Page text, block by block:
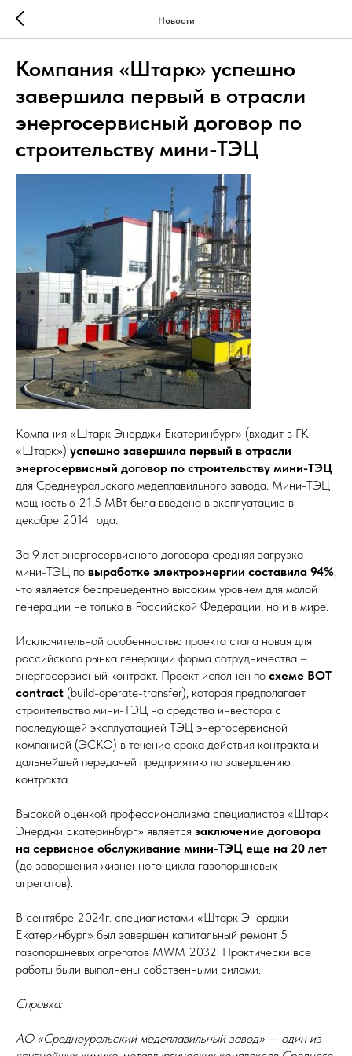
Новости
Компания «Штарк» успешно
завершила первый в отрасли
энергосервисный договор по
строительству мини-ТЭЦ
Компания «Штарк Энерджи Екатеринбург» (входит в ГК
«Штарк») успешно завершила первый в отрасли
энергосервисный договор по строительству мини-ТЭЦ
для Среднеуральского медеплавильного завода. Мини-ТЭЦ
мощностью 21,5 МВт была введена в эксплуатацию в
декабре 2014 года.
За 9 лет энергосервисного договора средняя загрузка
мини-ТЭЦ по выработке электроэнергии составила 94%,
что является беспрецедентно высоким уровнем для малой
генерации не только в Российской Федерации, но и в мире.
Исключительной особенностью проекта стала новая для
российского рынка генерации форма сотрудничества –
энергосервисный контракт. Проект исполнен по схеме ВОТ
contract (build-operate-transfer), которая предполагает
строительство мини-ТЭЦ на средства инвестора с
последующей эксплуатацией ТЭЦ энергосервисной
компанией (ЭСКО) в течение срока действия контракта и
дальнейшей передачей предприятию по завершению
контракта.
Высокой оценкой профессионализма специалистов «Штарк
Энерджи Екатеринбург» является заключение договора
на сервисное обслуживание мини-ТЭЦ еще на 20 лет
(до завершения жизненного цикла газопоршневых
агрегатов).
В сентябре 2024г. специалистами «Штарк Энерджи
Екатеринбург» был завершен капитальный ремонт 5
газопоршневых агрегатов MWM 2032. Практически все
работы были выполнены собственными силами.
Справка:
АО «Среднеуральский медеплавильный завод» — один из